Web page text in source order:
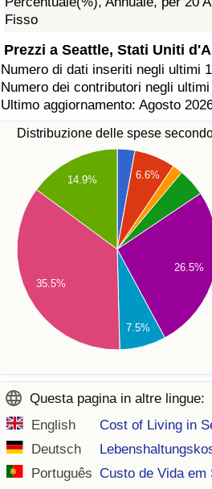
Fisso
Prezzi a Seattle, Stati Uniti
Numero di dati inseriti negli ultimi
Numero dei contributori negli
Ultimo aggiornamento: Agosto
Distribuzione delle spese
6.6%
26.5%
7.5%
14.9%
35.5%
Questa pagina in altre lingue:
English
Cost of Living in
Deutsch
Português Custo de Vida em